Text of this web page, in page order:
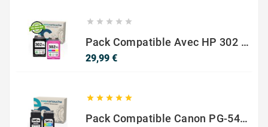
    
Pack Compatible Avec HP 302 XL Noir Et Couleur - SANS NIVEAU ENCRE
29,99 €Prix
    
Pack Compatible Canon PG-540 XL / CL-541 XL – Noir & Couleur – Haute Capacité